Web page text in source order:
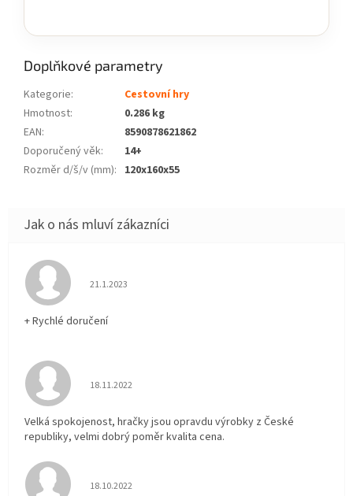
Doplňkové parametry
Kategorie:
Cestovní hry
Hmotnost:
0.286 kg
EAN:
8590878621862
Doporučený věk:
14+
Rozměr d/š/v (mm): 120x160x55
Hodnocení obchodu je 5 z 5 hvězdiček.
21.1.2023
+ Rychlé doručení
Hodnocení obchodu je 5 z 5 hvězdiček.
18.11.2022
Velká spokojenost, hračky jsou opravdu výrobky z České
republiky, velmi dobrý poměr kvalita cena.
Hodnocení obchodu je 5 z 5 hvězdiček.
18.10.2022